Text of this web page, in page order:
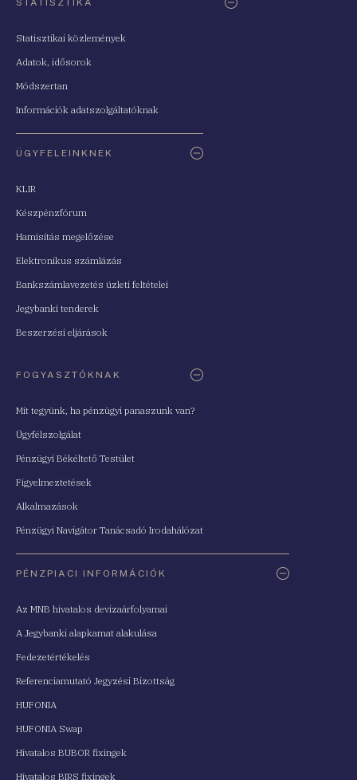
Statisztikai közlemények
Adatok, idősorok
Módszertan
Információk adatszolgáltatóknak
ÜGYFELEINKNEK
KLIR
Készpénzfórum
Hamisítás megelőzése
Elektronikus számlázás
Bankszámlavezetés üzleti feltételei
Jegybanki tenderek
Beszerzési eljárások
FOGYASZTÓKNAK
Mit tegyünk, ha pénzügyi panaszunk van?
Ügyfélszolgálat
Pénzügyi Békéltető Testület
Figyelmeztetések
Alkalmazások
Pénzügyi Navigátor Tanácsadó Irodahálózat
PÉNZPIACI INFORMÁCIÓK
Az MNB hivatalos devizaárfolyamai
A Jegybanki alapkamat alakulása
Fedezetértékelés
Referenciamutató Jegyzési Bizottság
HUFONIA
HUFONIA Swap
Hivatalos BUBOR fixingek
Hivatalos BIRS fixingek